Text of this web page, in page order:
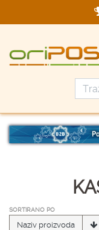
SORTIRANO PO
Naziv proizvoda